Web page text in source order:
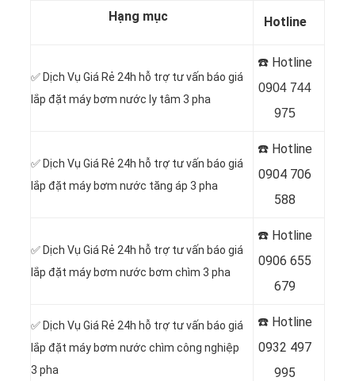
Hạng mục Hotline
✅ Dịch Vụ Giá Rẻ 24h hỗ trợ tư vấn báo giá
lắp đặt máy bơm nước ly tâm 3 pha
☎️ Hotline
0904 744
975
✅ Dịch Vụ Giá Rẻ 24h hỗ trợ tư vấn báo giá
lắp đặt máy bơm nước tăng áp 3 pha
☎️ Hotline
0904 706
588
✅ Dịch Vụ Giá Rẻ 24h hỗ trợ tư vấn báo giá
lắp đặt máy bơm nước bơm chìm 3 pha
☎️ Hotline
0906 655
679
✅ Dịch Vụ Giá Rẻ 24h hỗ trợ tư vấn báo giá
lắp đặt máy bơm nước chìm công nghiệp
3 pha
☎️ Hotline
0932 497
995